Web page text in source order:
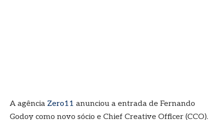
A agência Zero11 anunciou a entrada de Fernando
Godoy como novo sócio e Chief Creative Officer (CCO).